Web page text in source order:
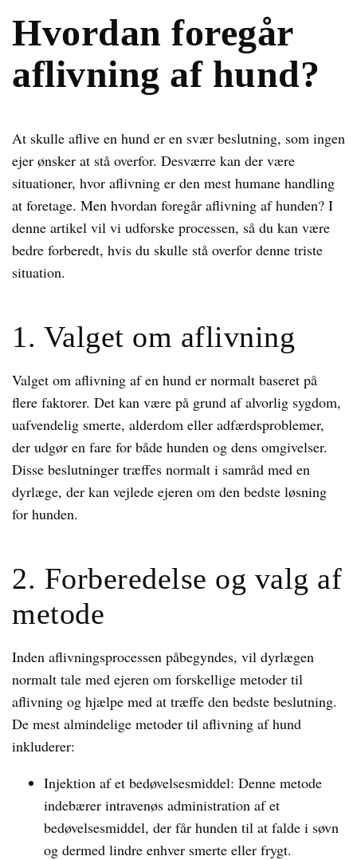
Hvordan foregår
aflivning af hund?
At skulle aflive en hund er en svær beslutning, som ingen
ejer ønsker at stå overfor. Desværre kan der være
situationer, hvor aflivning er den mest humane handling
at foretage. Men hvordan foregår aflivning af hunden? I
denne artikel vil vi udforske processen, så du kan være
bedre forberedt, hvis du skulle stå overfor denne triste
situation.
1. Valget om aflivning
Valget om aflivning af en hund er normalt baseret på
flere faktorer. Det kan være på grund af alvorlig sygdom,
uafvendelig smerte, alderdom eller adfærdsproblemer,
der udgør en fare for både hunden og dens omgivelser.
Disse beslutninger træffes normalt i samråd med en
dyrlæge, der kan vejlede ejeren om den bedste løsning
for hunden.
2. Forberedelse og valg af
metode
Inden aflivningsprocessen påbegyndes, vil dyrlægen
normalt tale med ejeren om forskellige metoder til
aflivning og hjælpe med at træffe den bedste beslutning.
De mest almindelige metoder til aflivning af hund
inkluderer:
Injektion af et bedøvelsesmiddel: Denne metode
indebærer intravenøs administration af et
bedøvelsesmiddel, der får hunden til at falde i søvn
og dermed lindre enhver smerte eller frygt.